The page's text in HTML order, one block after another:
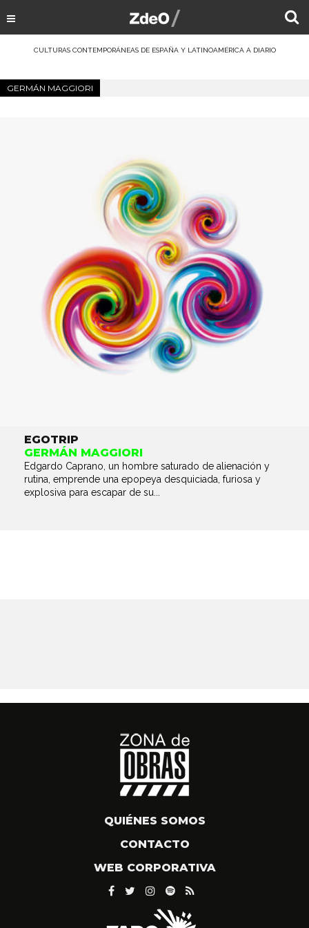
CULTURAS CONTEMPORÁNEAS DE ESPAÑA Y LATINOAMÉRICA A DIARIO
GERMÁN MAGGIORI
EGOTRIP
GERMÁN MAGGIORI
Edgardo Caprano, un hombre saturado de alienación y
rutina, emprende una epopeya desquiciada, furiosa y
explosiva para escapar de su...
QUIÉNES SOMOS
CONTACTO
WEB CORPORATIVA